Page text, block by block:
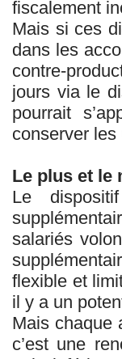
fiscalement
Mais si ces
dans les
contre-
jours via le
pourrait
conserver
Le plus et le
Le
salariés
flexible et
il y a un
Mais chaque
c’est une